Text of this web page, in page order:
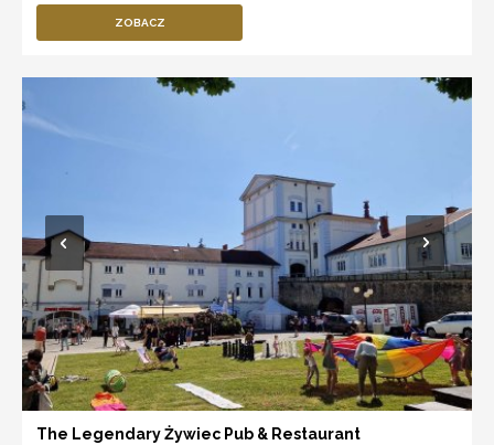
ZOBACZ
The Legendary Żywiec Pub & Restaurant